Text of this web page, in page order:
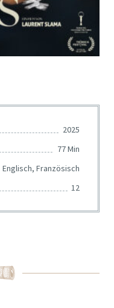
2025
77 Min
Englisch, Französisch
12